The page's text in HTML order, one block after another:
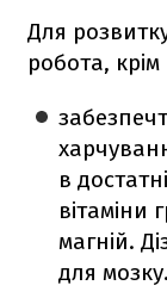
Для
робота,
в
вітаміни
магній.
для мозку.